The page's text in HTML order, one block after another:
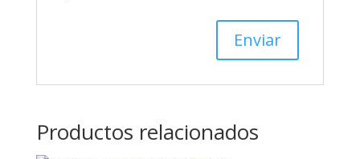
Productos relacionados